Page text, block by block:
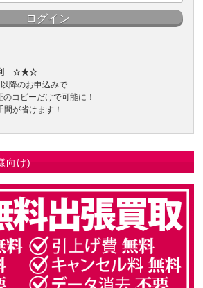
利 ☆★☆
降のお申込みで…
コピーだけで可能に！
が省けます！
向け)